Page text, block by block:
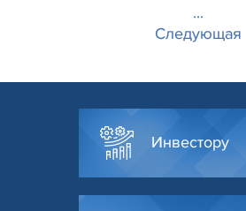
...
Следующая
Инвестору